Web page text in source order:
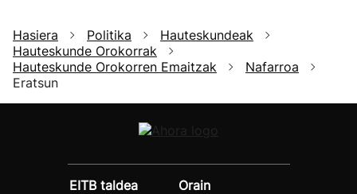
Hasiera Politika
Hauteskundeak
Hauteskunde Orokorrak
Hauteskunde Orokorren Emaitzak
Nafarroa
Eratsun
EITB taldea
Orain